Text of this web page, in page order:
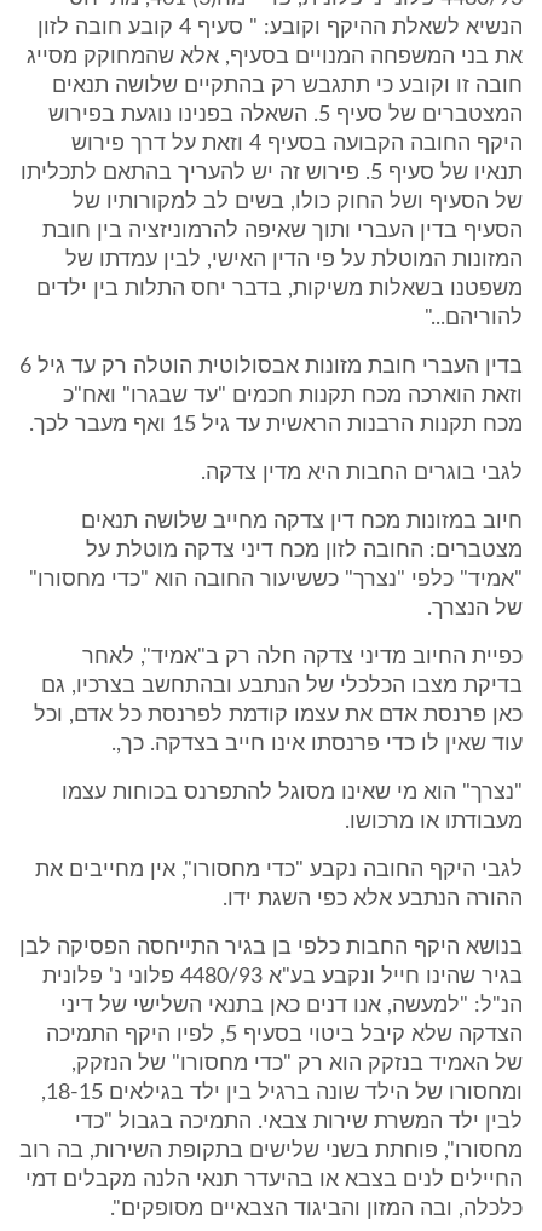
הנשיא לשאלת ההיקף וקובע: " סעיף 4 קובע חובה לזון
את בני המשפחה המנויים בסעיף, אלא שהמחוקק מסייג
חובה זו וקובע כי תתגבש רק בהתקיים שלושה תנאים
המצטברים של סעיף 5. השאלה בפנינו נוגעת בפירוש
היקף החובה הקבועה בסעיף 4 וזאת על דרך פירוש
תנאיו של סעיף 5. פירוש זה יש להעריך בהתאם לתכליתו
של הסעיף ושל החוק כולו, בשים לב למקורותיו של
הסעיף בדין העברי ותוך שאיפה להרמוניזציה בין חובת
המזונות המוטלת על פי הדין האישי, לבין עמדתו של
משפטנו בשאלות משיקות, בדבר יחס התלות בין ילדים
להוריהם..."
בדין העברי חובת מזונות אבסולוטית הוטלה רק עד גיל 6
וזאת הוארכה מכח תקנות חכמים "עד שבגרו" ואח"כ
מכח תקנות הרבנות הראשית עד גיל 15 ואף מעבר לכך.
לגבי בוגרים החבות היא מדין צדקה.
חיוב במזונות מכח דין צדקה מחייב שלושה תנאים
מצטברים: החובה לזון מכח דיני צדקה מוטלת על
"אמיד" כלפי "נצרך" כששיעור החובה הוא "כדי מחסורו"
של הנצרך.
כפיית החיוב מדיני צדקה חלה רק ב"אמיד", לאחר
בדיקת מצבו הכלכלי של הנתבע ובהתחשב בצרכיו, גם
כאן פרנסת אדם את עצמו קודמת לפרנסת כל אדם, וכל
עוד שאין לו כדי פרנסתו אינו חייב בצדקה. כך,.
"נצרך" הוא מי שאינו מסוגל להתפרנס בכוחות עצמו
מעבודתו או מרכושו.
לגבי היקף החובה נקבע "כדי מחסורו", אין מחייבים את
ההורה הנתבע אלא כפי השגת ידו.
בנושא היקף החבות כלפי בן בגיר התייחסה הפסיקה לבן
בגיר שהינו חייל ונקבע בע"א 4480/93 פלוני נ' פלונית
הנ"ל: "למעשה, אנו דנים כאן בתנאי השלישי של דיני
הצדקה שלא קיבל ביטוי בסעיף 5, לפיו היקף התמיכה
של האמיד בנזקק הוא רק "כדי מחסורו" של הנזקק,
ומחסורו של הילד שונה ברגיל בין ילד בגילאים 18-15,
לבין ילד המשרת שירות צבאי. התמיכה בגבול "כדי
מחסורו", פוחתת בשני שלישים בתקופת השירות, בה רוב
החיילים לנים בצבא או בהיעדר תנאי הלנה מקבלים דמי
כלכלה, ובה המזון והביגוד הצבאיים מסופקים".